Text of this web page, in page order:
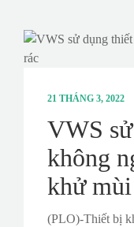
21 THÁNG 3, 2022
VWS
không
khử
(PLO)-Thiết bị